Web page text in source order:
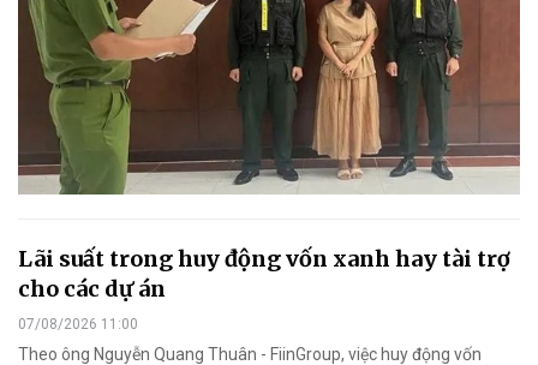
Lãi suất trong huy động vốn xanh hay tài trợ
cho các dự án
07/08/2026 11:00
Theo ông Nguyễn Quang Thuân - FiinGroup, việc huy động vốn